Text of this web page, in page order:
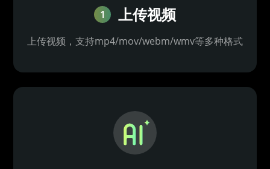
1 上传视频
上传视频，支持mp4/mov/webm/wmv等多种格式